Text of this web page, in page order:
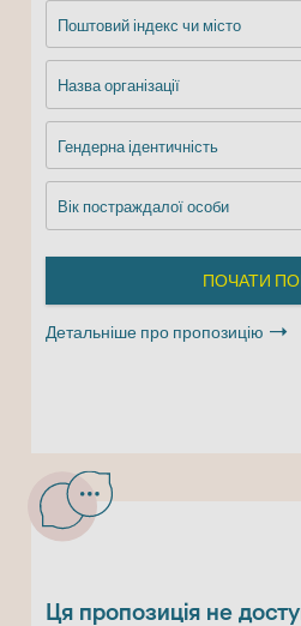
Поштовий індекс чи місто
Назва організації
Гендерна ідентичність
Вік постраждалої особи
Детальніше про пропозицію
Ця пропозиція не